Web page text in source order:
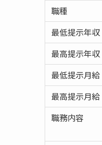
職種
最低提示年収
最高提示年収
最低提示月給
最高提示月給
職務内容